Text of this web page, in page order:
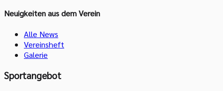
Neuigkeiten aus dem Verein
Alle News
Vereinsheft
Galerie
Sportangebot